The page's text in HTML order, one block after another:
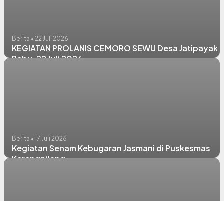
Berita • 22 Juli 2026
KEGIATAN PROLANIS CEMORO SEWU Desa Jatipayak |
Rabu, 22 Juli 2026
Berita • 17 Juli 2026
Kegiatan Senam Kebugaran Jasmani di Puskesmas
Karangpilang